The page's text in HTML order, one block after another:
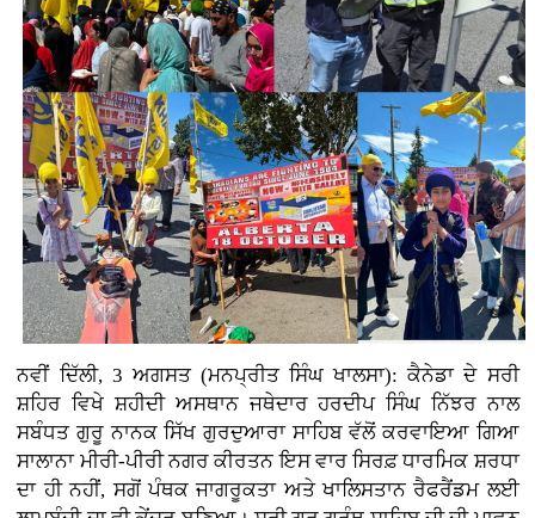
ਨਵੀਂ ਦਿੱਲੀ, 3ਅਗਸਤ (ਮਨਪ੍ਰੀਤ ਸਿੰਘ ਖਾਲਸਾ): ਕੈਨੇਡਾ ਦੇ ਸਰੀ
ਸ਼ਹਿਰ ਵਿਖੇ ਸ਼ਹੀਦੀ ਅਸਥਾਨ ਜਥੇਦਾਰ ਹਰਦੀਪ ਸਿੰਘ ਨਿੱਝਰ ਨਾਲ
ਸਬੰਧਤ ਗੁਰੂ ਨਾਨਕ ਸਿੱਖ ਗੁਰਦੁਆਰਾ ਸਾਹਿਬ ਵੱਲੋਂ ਕਰਵਾਇਆ ਗਿਆ
ਸਾਲਾਨਾ ਮੀਰੀ-ਪੀਰੀ ਨਗਰ ਕੀਰਤਨ ਇਸ ਵਾਰ ਸਿਰਫ਼ ਧਾਰਮਿਕ ਸ਼ਰਧਾ
ਦਾ ਹੀ ਨਹੀਂ, ਸਗੋਂ ਪੰਥਕ ਜਾਗਰੂਕਤਾ ਅਤੇ ਖਾਲਿਸਤਾਨ ਰੈਫਰੈਂਡਮ ਲਈ